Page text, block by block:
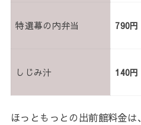
特選幕の内弁当 790円
しじみ汁 140円
ほっともっとの出前館料金は、